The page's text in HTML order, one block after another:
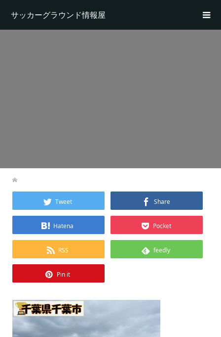
サッカーグラウンド情報屋
Tweet Share
Hatena Pocket
RSS feedly
Pin it